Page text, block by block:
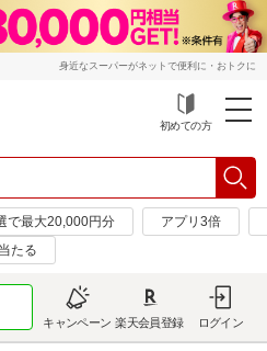
身近なスーパーがネットで便利に・おトクに
初めての方
で最大20,000円分
アプリ3倍
たる
キャンペーン 楽天会員登録 ログイン